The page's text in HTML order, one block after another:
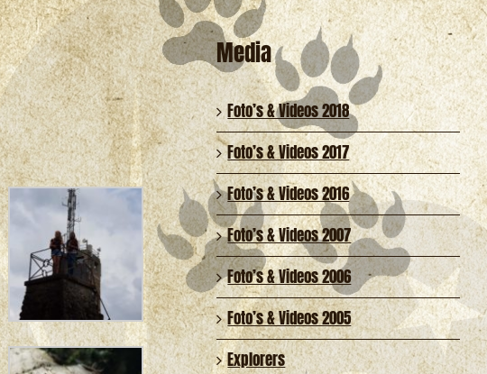
Media
Foto’s & Videos 2018
Foto’s & Videos 2017
Foto’s & Videos 2016
Foto’s & Videos 2007
Foto’s & Videos 2006
Foto’s & Videos 2005
Explorers